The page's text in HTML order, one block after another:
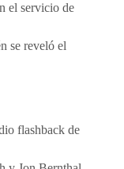
el servicio de
se reveló el
flashback de